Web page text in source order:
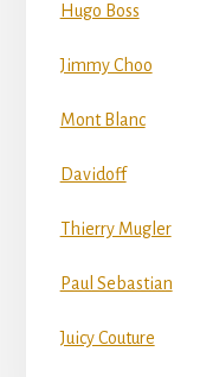
Hugo Boss
Jimmy Choo
Mont Blanc
Davidoff
Thierry Mugler
Paul Sebastian
Juicy Couture